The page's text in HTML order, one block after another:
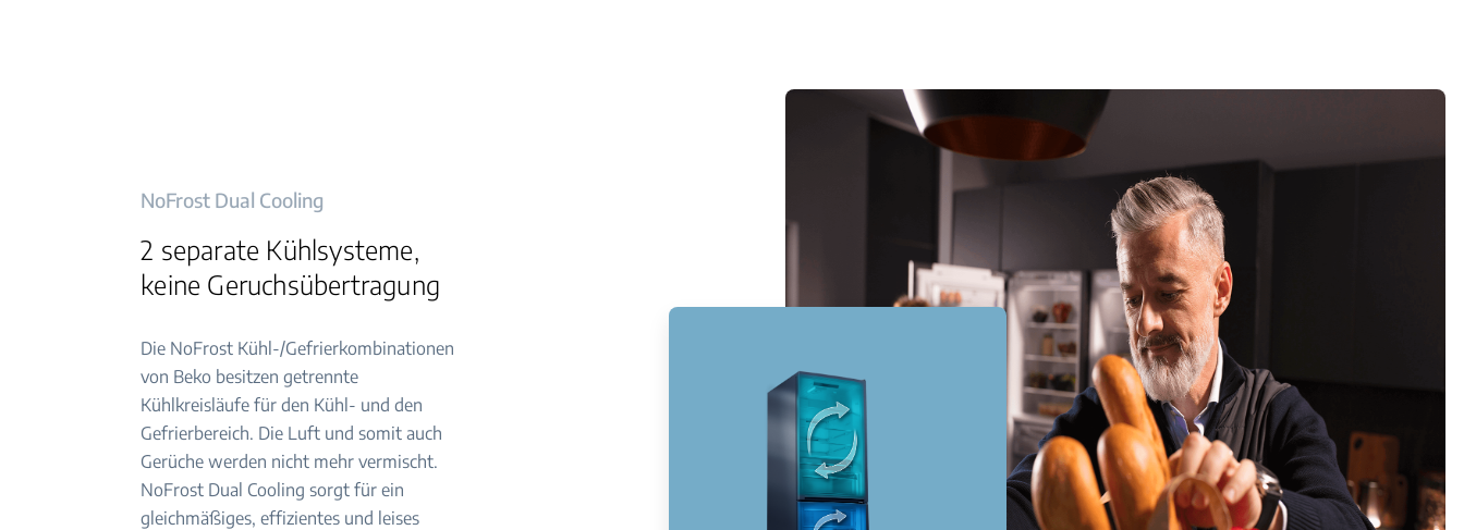
NoFrost Dual Cooling
2 separate Kühlsysteme,
keine Geruchsübertragung
Die NoFrost Kühl-/Gefrierkombinationen
von Beko besitzen getrennte
Kühlkreisläufe für den Kühl- und den
Gefrierbereich. Die Luft und somit auch
Gerüche werden nicht mehr vermischt.
NoFrost Dual Cooling sorgt für ein
gleichmäßiges, effizientes und leises